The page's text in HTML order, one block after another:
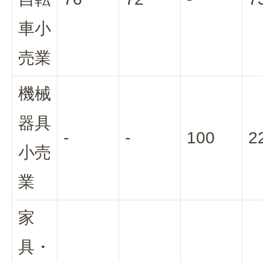
車小
売業
機械
器具
小売
業
- - 100
家
具・